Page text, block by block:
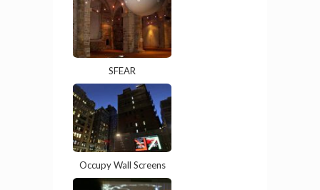
SFEAR
Occupy Wall Screens